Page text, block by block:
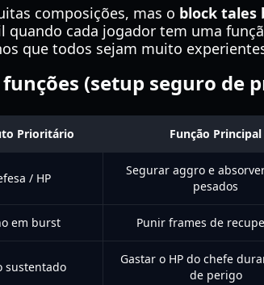
composições, mas o block tales
cada jogador tem uma
que todos sejam muito
(setup seguro de
Prioritário Função Principal
/ HP
Segurar aggro e
pesados
em burst Punir frames de
sustentado
Gastar o HP do chefe
de perigo